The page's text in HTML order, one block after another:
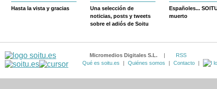
Hasta la vista y gracias
Una selección de
noticias, posts y tweets
sobre el adiós de Soitu
Españoles...
muerto
Micromedios Digitales S.L. |
RSS
Qué es soitu.es
| Quiénes somos | Contacto |